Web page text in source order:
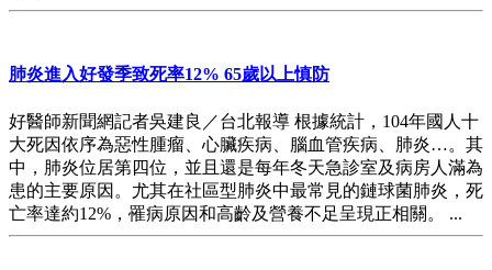
肺炎進入好發季致死率12% 65歲以上慎防
好醫師新聞網記者吳建良／台北報導 根據統計，104年國人十
大死因依序為惡性腫瘤、心臟疾病、腦血管疾病、肺炎…。其
中，肺炎位居第四位，並且還是每年冬天急診室及病房人滿為
患的主要原因。尤其在社區型肺炎中最常見的鏈球菌肺炎，死
亡率達約12%，罹病原因和高齡及營養不足呈現正相關。 ...